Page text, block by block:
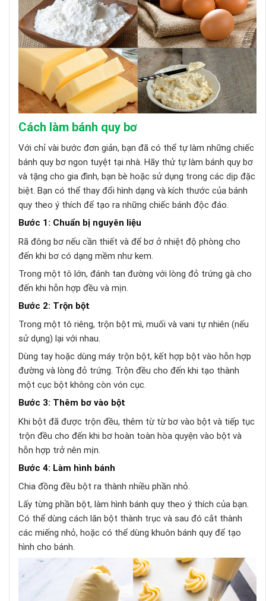
Cách làm bánh quy bơ
Với chỉ vài bước đơn giản, bạn đã có thể tự làm những chiếc
bánh quy bơ ngon tuyệt tại nhà. Hãy thử tự làm bánh quy bơ
và tặng cho gia đình, bạn bè hoặc sử dụng trong các dịp đặc
biệt. Bạn có thể thay đổi hình dạng và kích thước của bánh
quy theo ý thích để tạo ra những chiếc bánh độc đáo.
Bước 1: Chuẩn bị nguyên liệu
Rã đông bơ nếu cần thiết và để bơ ở nhiệt độ phòng cho
đến khi bơ có dạng mềm như kem.
Trong một tô lớn, đánh tan đường với lòng đỏ trứng gà cho
đến khi hỗn hợp đều và mịn.
Bước 2: Trộn bột
Trong một tô riêng, trộn bột mì, muối và vani tự nhiên (nếu
sử dụng) lại với nhau.
Dùng tay hoặc dùng máy trộn bột, kết hợp bột vào hỗn hợp
đường và lòng đỏ trứng. Trộn đều cho đến khi tạo thành
một cục bột không còn vón cục.
Bước 3: Thêm bơ vào bột
Khi bột đã được trộn đều, thêm từ từ bơ vào bột và tiếp tục
trộn đều cho đến khi bơ hoàn toàn hòa quyện vào bột và
hỗn hợp trở nên mịn.
Bước 4: Làm hình bánh
Chia đồng đều bột ra thành nhiều phần nhỏ.
Lấy từng phần bột, làm hình bánh quy theo ý thích của bạn.
Có thể dùng cách lăn bột thành trục và sau đó cắt thành
các miếng nhỏ, hoặc có thể dùng khuôn bánh quy để tạo
hình cho bánh.